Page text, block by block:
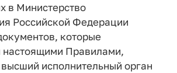
в Министерство
Российской Федерации
которые
настоящими Правилами,
высший исполнительный орган